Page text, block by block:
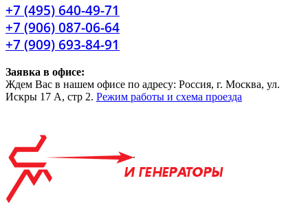
+7 (495) 640-49-71
+7 (906) 087-06-64
+7 (909) 693-84-91
Заявка в офисе:
Ждем Вас в нашем офисе по адресу: Россия, г. Москва, ул.
Искры 17 А, стр 2. Режим работы и схема проезда